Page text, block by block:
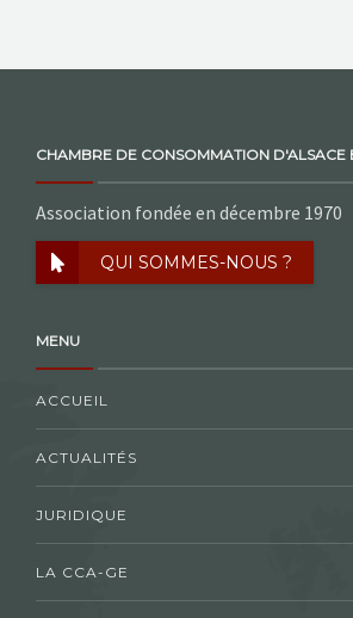
CHAMBRE DE CONSOMMATION D'ALSACE
Association fondée en décembre 1970
QUI SOMMES-NOUS ?
MENU
ACCUEIL
ACTUALITÉS
JURIDIQUE
LA CCA-GE